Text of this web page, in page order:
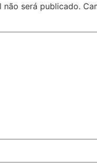
não será publicado.